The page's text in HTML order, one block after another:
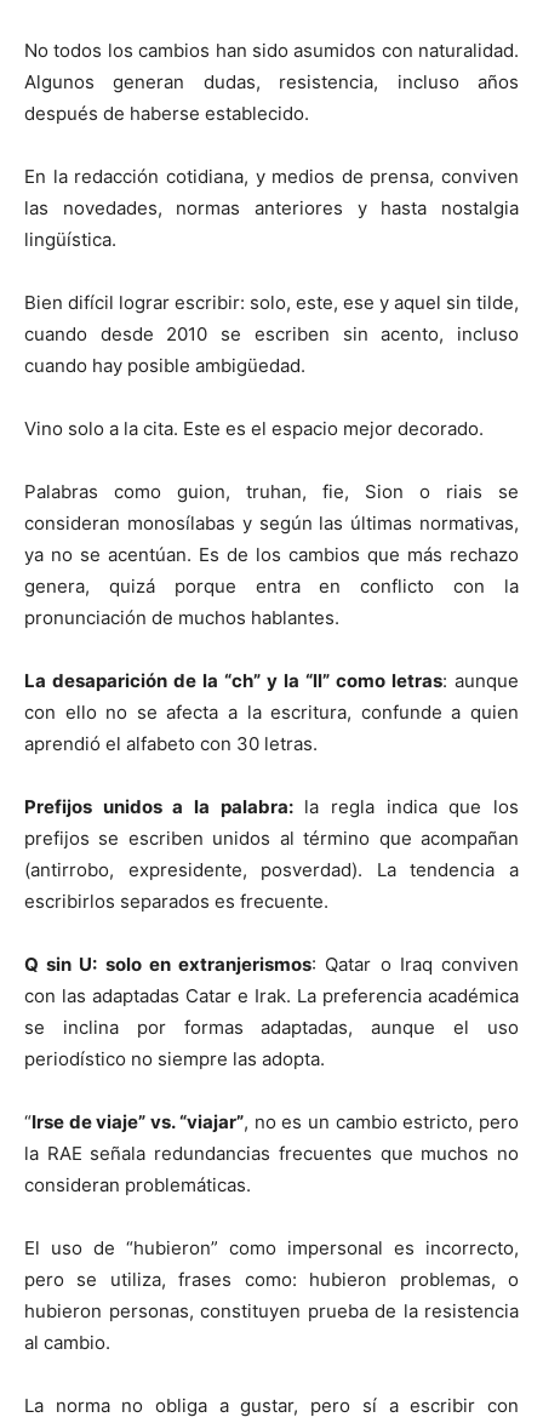
No todos los cambios han sido asumidos con naturalidad.
Algunos generan dudas, resistencia, incluso años
después de haberse establecido.
En la redacción cotidiana, y medios de prensa, conviven
las novedades, normas anteriores y hasta nostalgia
lingüística.
Bien difícil lograr escribir: solo, este, ese y aquel sin tilde,
cuando desde 2010 se escriben sin acento, incluso
cuando hay posible ambigüedad.
Vino solo a la cita. Este es el espacio mejor decorado.
Palabras como guion, truhan, fie, Sion o riais se
consideran monosílabas y según las últimas normativas,
ya no se acentúan. Es de los cambios que más rechazo
genera, quizá porque entra en conflicto con la
pronunciación de muchos hablantes.
La desaparición de la “ch” y la “ll” como letras: aunque
con ello no se afecta a la escritura, confunde a quien
aprendió el alfabeto con 30 letras.
Prefijos unidos a la palabra:la regla indica que los
prefijos se escriben unidos al término que acompañan
(antirrobo, expresidente, posverdad). La tendencia a
escribirlos separados es frecuente.
Q sin U: solo en extranjerismos: Qatar o Iraq conviven
con las adaptadas Catar e Irak. La preferencia académica
se inclina por formas adaptadas, aunque el uso
periodístico no siempre las adopta.
“Irse de viaje” vs. “viajar”, no es un cambio estricto, pero
la RAE señala redundancias frecuentes que muchos no
consideran problemáticas.
El uso de “hubieron” como impersonal es incorrecto,
pero se utiliza, frases como: hubieron problemas, o
hubieron personas, constituyen prueba de la resistencia
al cambio.
La norma no obliga a gustar, pero sí a escribir con